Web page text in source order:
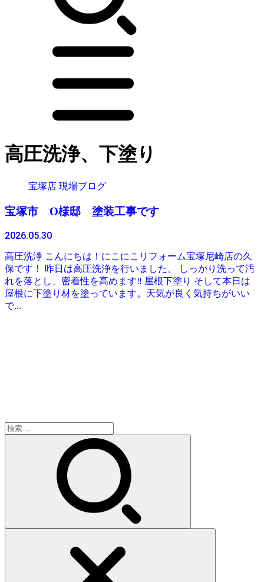
高圧洗浄、下塗り
宝塚店 現場ブログ
宝塚市 O様邸 塗装工事です
2026.05.30
高圧洗浄 こんにちは！にこにこリフォーム宝塚尼崎店の久
保です！ 昨日は高圧洗浄を行いました。 しっかり洗って汚
れを落とし、密着性を高めます‼ 屋根下塗り そして本日は
屋根に下塗り材を塗っています。天気が良く気持ちがいい
で...
検
索: